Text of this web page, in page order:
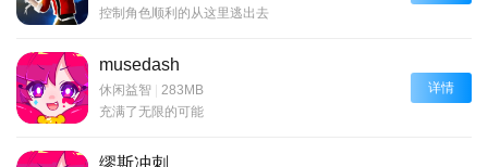
控制角色顺利的从这里逃出去
musedash
休闲益智
283MB
充满了无限的可能
详情
缪斯冲刺